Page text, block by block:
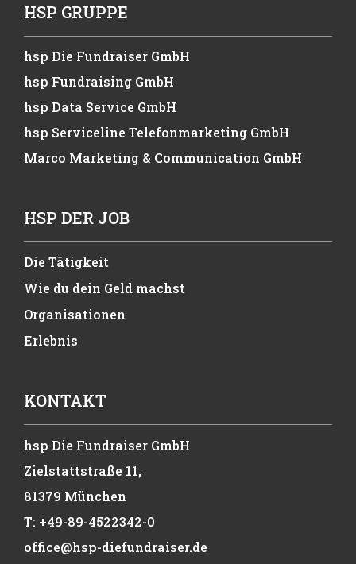
HSP GRUPPE
hsp Die Fundraiser GmbH
hsp Fundraising GmbH
hsp Data Service GmbH
hsp Serviceline Telefonmarketing GmbH
Marco Marketing & Communication GmbH
HSP DER JOB
Die Tätigkeit
Wie du dein Geld machst
Organisationen
Erlebnis
KONTAKT
hsp Die Fundraiser GmbH
Zielstattstraße 11,
81379 München
T: +49-89-4522342-0
office@hsp-diefundraiser.de